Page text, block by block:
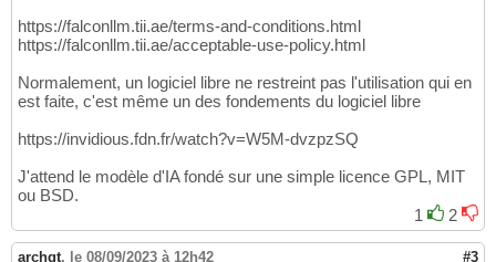
https://falconllm.tii.ae/terms-and-conditions.html
https://falconllm.tii.ae/acceptable-use-policy.html
Normalement, un logiciel libre ne restreint pas l'utilisation qui en
est faite, c'est même un des fondements du logiciel libre
https://invidious.fdn.fr/watch?v=W5M-dvzpzSQ
J'attend le modèle d'IA fondé sur une simple licence GPL, MIT
ou BSD.
1
2
archqt, le 08/09/2023 à 12h42 #3